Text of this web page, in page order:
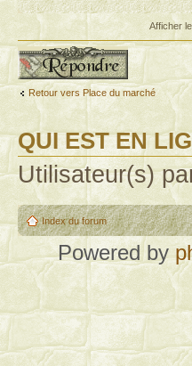
Afficher
Publier une réponse
Retour vers Place du marché
QUI EST EN
Utilisateur(s)
Index du forum
Powered by